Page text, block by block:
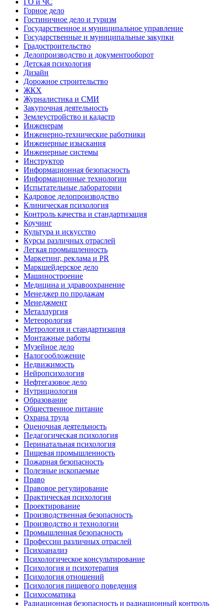
ГО и ЧС
Горное дело
Гостиничное дело и туризм
Государственное и муниципальное управление
Государственные и муниципальные закупки
Градостроительство
Делопроизводство и документооборот
Детская психология
Дизайн
Дорожное строительство
ЖКХ
Журналистика и СМИ
Закупочная деятельность
Землеустройство и кадастр
Инженерам
Инженерно-технические работники
Инженерные изыскания
Инженерные системы
Инструктор
Информационная безопасность
Информационные технологии
Испытательные лаборатории
Кадровое делопроизводство
Клиническая психология
Контроль качества и стандартизация
Коучинг
Культура и искусство
Курсы различных отраслей
Легкая промышленность
Маркетинг, реклама и PR
Маркшейдерское дело
Машиностроение
Медицина и здравоохранение
Менеджер по продажам
Менеджмент
Металлургия
Метеорология
Метрология и стандартизация
Монтажные работы
Музейное дело
Налогообложение
Недвижимость
Нейропсихология
Нефтегазовое дело
Нутрициология
Образование
Общественное питание
Охрана труда
Оценочная деятельность
Педагогическая психология
Перинатальная психология
Пищевая промышленность
Пожарная безопасность
Полезные ископаемые
Право
Правовое регулирование
Практическая психология
Проектирование
Производственная безопасность
Производство и технологии
Промышленная безопасность
Профессии различных отраслей
Психоанализ
Психологическое консультирование
Психология и психотерапия
Психология отношений
Психология пищевого поведения
Психосоматика
Радиационная безопасность и радиационный контроль